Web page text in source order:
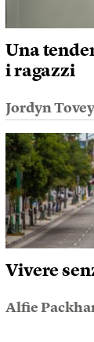
Una
i ragazzi
Jordyn Tovey
Vivere
Alfie